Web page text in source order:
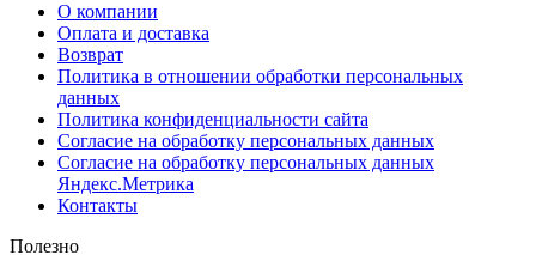
О компании
Оплата и доставка
Возврат
Политика в отношении обработки персональных
данных
Политика конфиденциальности сайта
Согласие на обработку персональных данных
Согласие на обработку персональных данных
Яндекс.Метрика
Контакты
Полезно